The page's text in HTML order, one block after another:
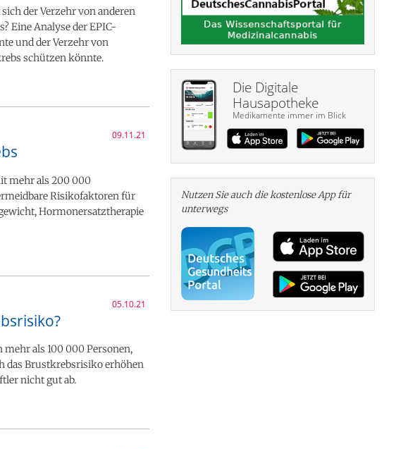
der Verzehr von anderen
Eine Analyse der EPIC-
und der Verzehr von
schützen könnte.
09.11.21
mehr als 200 000
Risikofaktoren für
Hormonersatztherapie
05.10.21
als 100 000 Personen,
das Brustkrebsrisiko erhöhen
nicht gut ab.
Die Digitale
Hausapotheke
Medikamente immer im Blick
Nutzen Sie auch die kosten­lose App für
unterwegs